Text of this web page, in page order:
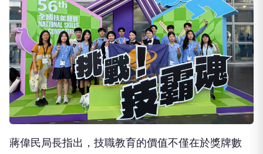
蔣偉民局長指出，技職教育的價值不僅在於獎牌數
字，更在於培養學生面對未來產業挑戰的韌性與創新